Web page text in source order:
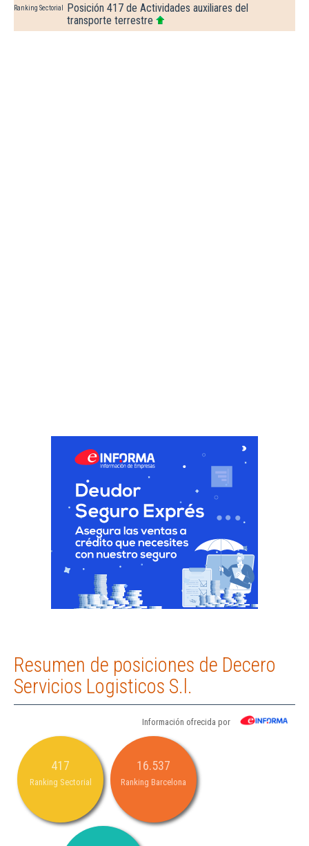
Ranking Sectorial
Posición 417 de Actividades auxiliares del
transporte terrestre
Resumen de posiciones de Decero
Servicios Logisticos S.l.
Información ofrecida por
417
Ranking Sectorial
16.537
Ranking Barcelona